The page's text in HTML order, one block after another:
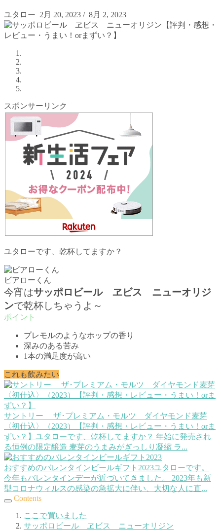
ユタロー 2月 20, 2023 / 8月 2, 2023
スポンサーリンク
ユタローです、乾杯してますか？
ビアローくん
今宵はサッポロビール ヱビス ニューオリジ
ンで乾杯しちゃうよ～
プレモルのようなホップの香り
深みのある苦み
1本の満足度が高い
これも飲みたい
サントリー ザ･プレミアム・モルツ ダイヤモンド麦芽
〈初仕込〉（2023）【評判・感想・レビュー・うまい！orま
ずい？】 ユタローです、乾杯してますか？ 年始に発売され
る恒例の限定醸造 麦芽のうまみがぎっしり凝縮 ラ...
おすすめのバレンタインビールギフト2023ユタローです。
今年もバレンタインデーが近づいてきました。 2023年も新
型コロナウィルスの感染の急拡大に伴い、大切な人に直...
Contents
ここで買いました
サッポロビール ヱビス ニューオリジン